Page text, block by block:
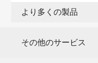
より多くの製品
その他のサービス